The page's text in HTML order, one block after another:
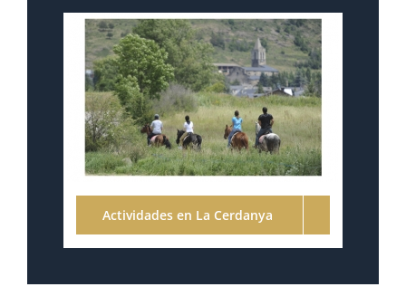
Actividades en La Cerdanya